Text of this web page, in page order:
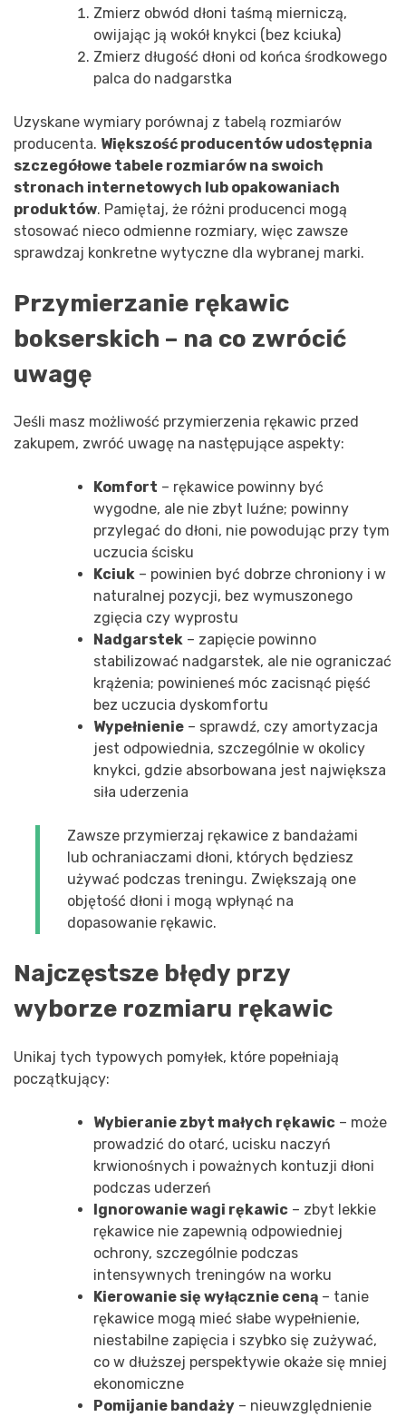
Zmierz obwód dłoni taśmą mierniczą,
owijając ją wokół knykci (bez kciuka)
Zmierz długość dłoni od końca środkowego
palca do nadgarstka
Uzyskane wymiary porównaj z tabelą rozmiarów
producenta. Większość producentów udostępnia
szczegółowe tabele rozmiarów na swoich
stronach internetowych lub opakowaniach
produktów. Pamiętaj, że różni producenci mogą
stosować nieco odmienne rozmiary, więc zawsze
sprawdzaj konkretne wytyczne dla wybranej marki.
Przymierzanie rękawic
bokserskich – na co zwrócić
uwagę
Jeśli masz możliwość przymierzenia rękawic przed
zakupem, zwróć uwagę na następujące aspekty:
Komfort – rękawice powinny być
wygodne, ale nie zbyt luźne; powinny
przylegać do dłoni, nie powodując przy tym
uczucia ścisku
Kciuk – powinien być dobrze chroniony i w
naturalnej pozycji, bez wymuszonego
zgięcia czy wyprostu
Nadgarstek – zapięcie powinno
stabilizować nadgarstek, ale nie ograniczać
krążenia; powinieneś móc zacisnąć pięść
bez uczucia dyskomfortu
Wypełnienie – sprawdź, czy amortyzacja
jest odpowiednia, szczególnie w okolicy
knykci, gdzie absorbowana jest największa
siła uderzenia
Zawsze przymierzaj rękawice z bandażami
lub ochraniaczami dłoni, których będziesz
używać podczas treningu. Zwiększają one
objętość dłoni i mogą wpłynąć na
dopasowanie rękawic.
Najczęstsze błędy przy
wyborze rozmiaru rękawic
Unikaj tych typowych pomyłek, które popełniają
początkujący:
Wybieranie zbyt małych rękawic – może
prowadzić do otarć, ucisku naczyń
krwionośnych i poważnych kontuzji dłoni
podczas uderzeń
Ignorowanie wagi rękawic – zbyt lekkie
rękawice nie zapewnią odpowiedniej
ochrony, szczególnie podczas
intensywnych treningów na worku
Kierowanie się wyłącznie ceną – tanie
rękawice mogą mieć słabe wypełnienie,
niestabilne zapięcia i szybko się zużywać,
co w dłuższej perspektywie okaże się mniej
ekonomiczne
Pomijanie bandaży – nieuwzględnienie